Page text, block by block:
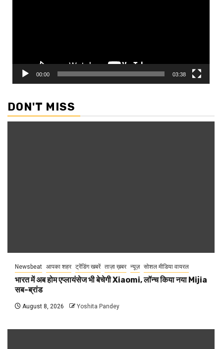
00:00 03:38
DON'T MISS
Newsbeat आपका शहर ट्रेंडिंग खबरें ताज़ा ख़बर न्यूज़ सोशल मीडिया वायरल
भारत में अब होम एप्लायंसेज भी बेचेगी Xiaomi, लॉन्च किया नया Mijia
सब-ब्रांड
August 8, 2026 Yoshita Pandey